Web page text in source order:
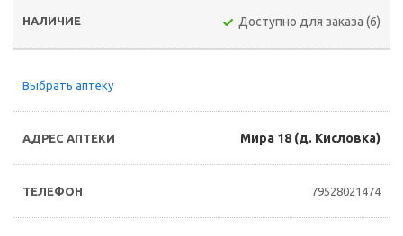
Доступно для заказа (6)
Выбрать аптеку
Мира 18 (д. Кисловка)
79528021474